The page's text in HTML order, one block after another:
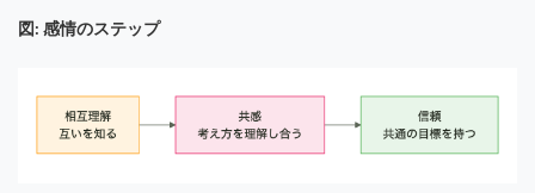
図: 感情のステップ